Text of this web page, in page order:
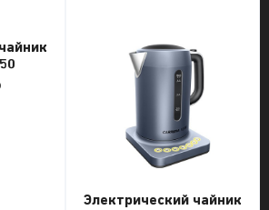
Электрический чайник